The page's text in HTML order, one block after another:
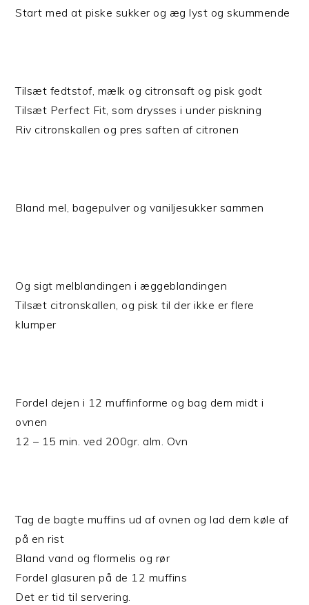
Start med at piske sukker og æg lyst og skummende
Tilsæt fedtstof, mælk og citronsaft og pisk godt
Tilsæt Perfect Fit, som drysses i under piskning
Riv citronskallen og pres saften af citronen
Bland mel, bagepulver og vaniljesukker sammen
Og sigt melblandingen i æggeblandingen
Tilsæt citronskallen, og pisk til der ikke er flere
klumper
Fordel dejen i 12 muffinforme og bag dem midt i
ovnen
12 – 15 min. ved 200gr. alm. Ovn
Tag de bagte muffins ud af ovnen og lad dem køle af
på en rist
Bland vand og flormelis og rør
Fordel glasuren på de 12 muffins
Det er tid til servering.